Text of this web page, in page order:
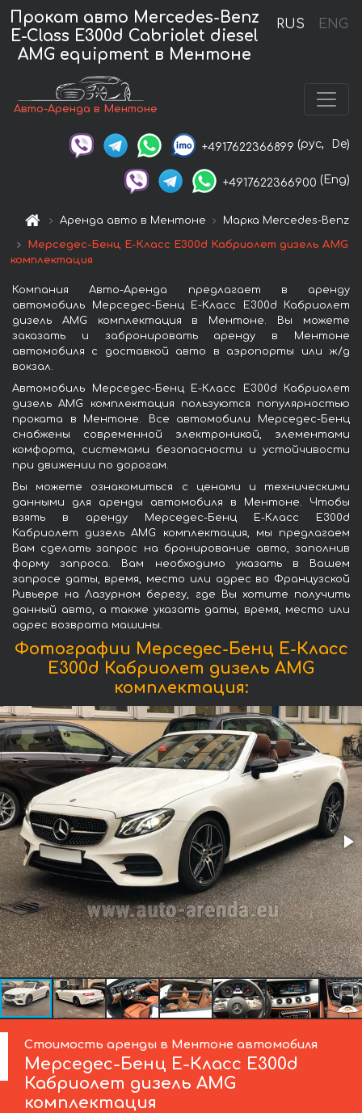
RUS ENG
Прокат авто Mercedes-Benz
E-Class E300d Cabriolet diesel
AMG equipment в Ментоне
Авто-Аренда в Ментоне
+4917622366899 (рус, De)
+4917622366900 (Eng)
Аренда авто в Ментоне Марка Mercedes-Benz
Мерседес-Бенц Е-Класс Е300d Кабриолет дизель AMG
комплектация
Компания Авто-Аренда предлагает в аренду
автомобиль Мерседес-Бенц Е-Класс Е300d Кабриолет
дизель AMG комплектация в Ментоне. Вы можете
заказать и забронировать аренду в Ментоне
автомобиля с доставкой авто в аэропорты или ж/д
вокзал.
Автомобиль Мерседес-Бенц Е-Класс Е300d Кабриолет
дизель AMG комплектация пользуются популярностью
проката в Ментоне. Все автомобили Мерседес-Бенц
снабжены современной электроникой, элементами
комфорта, системами безопасности и устойчивости
при движении по дорогам.
Вы можете ознакомиться с ценами и техническими
данными для аренды автомобиля в Ментоне. Чтобы
взять в аренду Мерседес-Бенц Е-Класс Е300d
Кабриолет дизель AMG комплектация, мы предлагаем
Вам сделать запрос на бронирование авто, заполнив
форму запроса. Вам необходимо указать в Вашем
запросе даты, время, место или адрес во Французской
Ривьере на Лазурном берегу, где Вы хотите получить
данный авто, а также указать даты, время, место или
адрес возврата машины.
Фотографии Мерседес-Бенц Е-Класс
Е300d Кабриолет дизель AMG
комплектация:
Стоимость аренды в Ментоне автомобиля
Мерседес-Бенц Е-Класс Е300d
Кабриолет дизель AMG
комплектация